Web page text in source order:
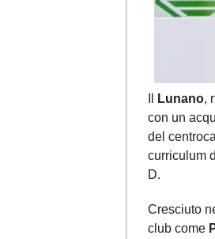
Lunano,
con un
del
curriculum
D.
Cresciuto
club come